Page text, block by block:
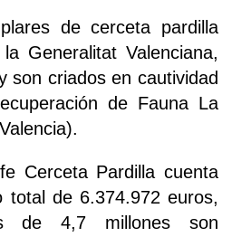
de cerceta pardilla
Generalitat Valenciana,
son criados en cautividad
de Fauna La
Pardilla cuenta
total de 6.374.972 euros,
de 4,7 millones son